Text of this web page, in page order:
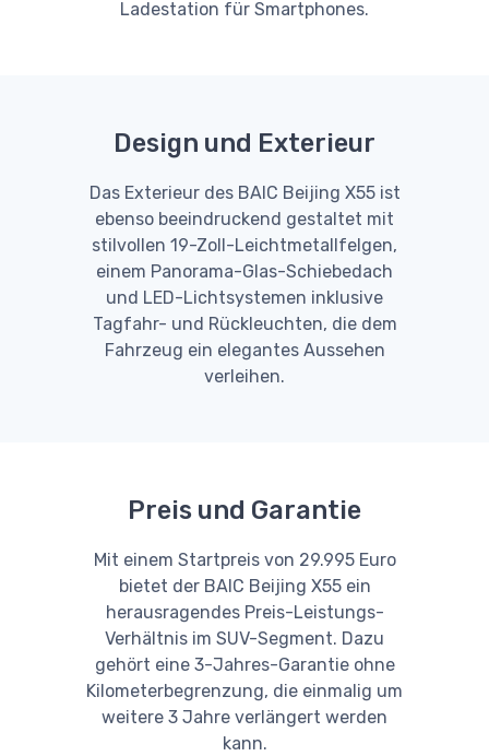
Ladestation für Smartphones.
Design und Exterieur
Das Exterieur des BAIC Beijing X55 ist
ebenso beeindruckend gestaltet mit
stilvollen 19-Zoll-Leichtmetallfelgen,
einem Panorama-Glas-Schiebedach
und LED-Lichtsystemen inklusive
Tagfahr- und Rückleuchten, die dem
Fahrzeug ein elegantes Aussehen
verleihen.
Preis und Garantie
Mit einem Startpreis von 29.995 Euro
bietet der BAIC Beijing X55 ein
herausragendes Preis-Leistungs-
Verhältnis im SUV-Segment. Dazu
gehört eine 3-Jahres-Garantie ohne
Kilometerbegrenzung, die einmalig um
weitere 3 Jahre verlängert werden
kann.